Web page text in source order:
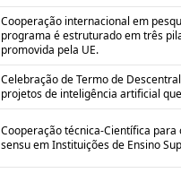
Cooperação internacional em
programa é estruturado em três
promovida pela UE.
Celebração de Termo de
projetos de inteligência artificial
Cooperação técnica-Científica
sensu em Instituições de Ensino